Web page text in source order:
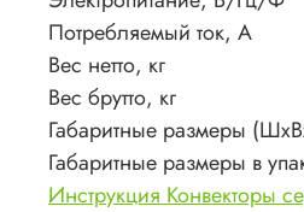
Потребляемый ток, А
Вес нетто, кг
Вес брутто, кг
Габаритные размеры
Габаритные размеры в
Инструкция Конвекторы